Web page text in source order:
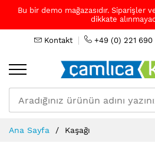
Bu bir demo mağazasıdır. Siparişler
dikkate
Kontakt +49 (0) 221 690
to
Ana Sayfa Kaşağı